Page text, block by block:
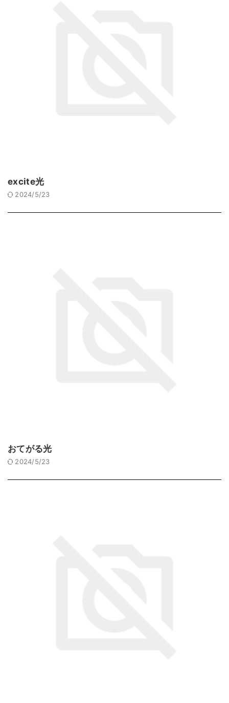
excite光
2024/5/23
おてがる光
2024/5/23